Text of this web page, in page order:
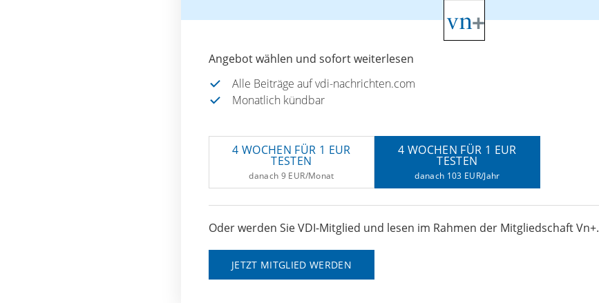
Angebot wählen und sofort weiterlesen
Alle Beiträge auf vdi-nachrichten.com
Monatlich kündbar
4 WOCHEN FÜR 1 EUR
TESTEN
danach 9 EUR/Monat
4 WOCHEN FÜR 1 EUR
TESTEN
danach 103 EUR/Jahr
Oder werden Sie VDI-Mitglied und lesen im Rahmen der Mitgliedschaft Vn+.
JETZT MITGLIED WERDEN